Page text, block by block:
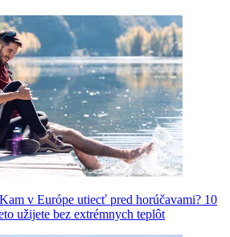
v Európe utiecť pred horúčavami? 10
užijete bez extrémnych teplôt